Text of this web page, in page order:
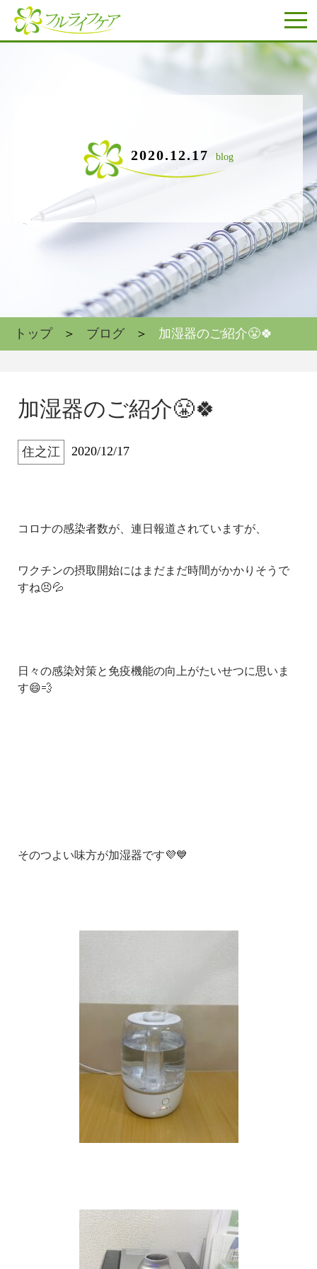
2020.12.17 blog
トップ ブログ 加湿器のご紹介😤🍀
加湿器のご紹介😤🍀
住之江 2020/12/17
コロナの感染者数が、連日報道されていますが、
ワクチンの摂取開始にはまだまだ時間がかかりそうで
すね😣💦
日々の感染対策と免疫機能の向上がたいせつに思いま
す😄💨
そのつよい味方が加湿器です💜💙